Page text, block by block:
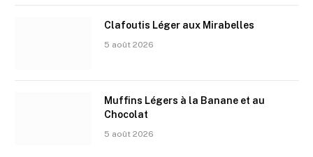
Clafoutis Léger aux Mirabelles
5 août 2026
Muffins Légers à la Banane et au
Chocolat
5 août 2026